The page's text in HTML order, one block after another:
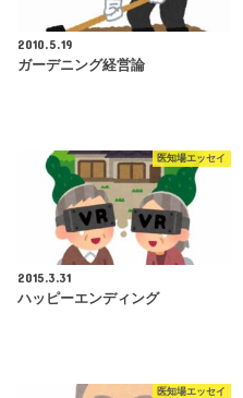
2010.5.19
ガーデニング経営論
医知場エッセイ
2015.3.31
ハッピーエンディング
医知場エッセイ